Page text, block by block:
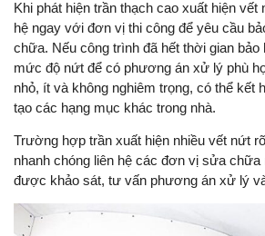
Khi phát hiện trần thạch cao xuất hiện vết
hệ ngay với đơn vị thi công để yêu cầu
chữa. Nếu công trình đã hết thời gian bảo
mức độ nứt để có phương án xử lý phù
nhỏ, ít và không nghiêm trọng, có thể kết
tạo các hạng mục khác trong nhà.
Trường hợp trần xuất hiện nhiều vết nứt
nhanh chóng liên hệ các đơn vị sửa chữa
được khảo sát, tư vấn phương án xử lý